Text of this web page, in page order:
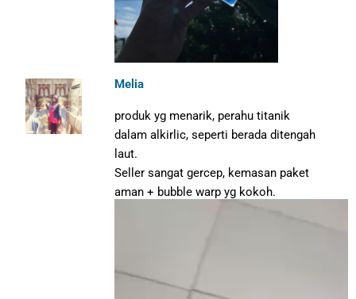
Melia
produk yg menarik, perahu titanik
dalam alkirlic, seperti berada ditengah
laut.
Seller sangat gercep, kemasan paket
aman + bubble warp yg kokoh.